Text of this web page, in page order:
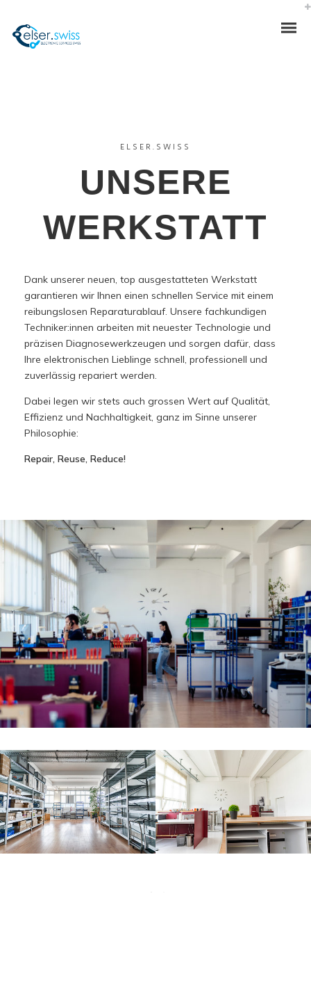
ELSER.SWISS
UNSERE
WERKSTATT
Dank unserer neuen, top ausgestatteten Werkstatt
garantieren wir Ihnen einen schnellen Service mit einem
reibungslosen Reparaturablauf. Unsere fachkundigen
Techniker:innen arbeiten mit neuester Technologie und
präzisen Diagnosewerkzeugen und sorgen dafür, dass
Ihre elektronischen Lieblinge schnell, professionell und
zuverlässig repariert werden.
Dabei legen wir stets auch grossen Wert auf Qualität,
Effizienz und Nachhaltigkeit, ganz im Sinne unserer
Philosophie:
Repair, Reuse, Reduce!